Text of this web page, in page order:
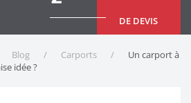
DE DEVIS
Blog Carports
Un carport à
idée ?